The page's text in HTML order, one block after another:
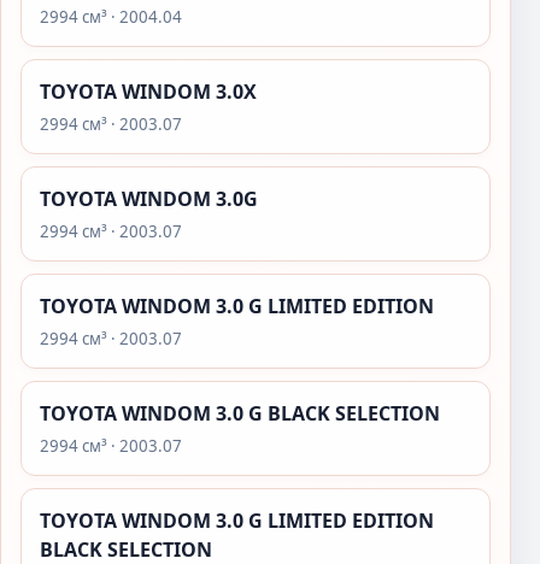
2994 см³ · 2004.04
TOYOTA WINDOM 3.0X
2994 см³ · 2003.07
TOYOTA WINDOM 3.0G
2994 см³ · 2003.07
TOYOTA WINDOM 3.0 G LIMITED EDITION
2994 см³ · 2003.07
TOYOTA WINDOM 3.0 G BLACK SELECTION
2994 см³ · 2003.07
TOYOTA WINDOM 3.0 G LIMITED EDITION
BLACK SELECTION